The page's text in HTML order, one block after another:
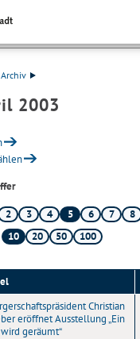
Archiv
2003
2 3 4 5 6 7 8
10 20 50 100
Christian
eröffnet Ausstellung „Ein
wird geräumt“